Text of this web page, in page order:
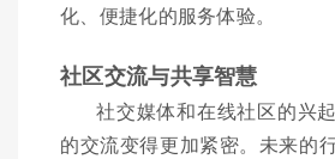
化、便捷化的服务体验。
社区交流与共享智慧
社交媒体和在线社区的兴
的交流变得更加紧密。未来的